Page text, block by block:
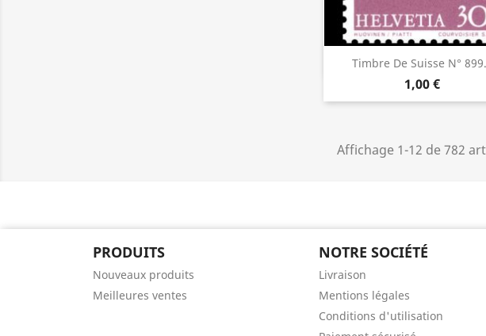
Timbre De Suisse N°
1,00 €
Aperçu rapide
Affichage 1-12 de 782
PRODUITS
Nouveaux produits
Meilleures ventes
NOTRE SOCIÉTÉ
Livraison
Mentions légales
Conditions d'utilisation